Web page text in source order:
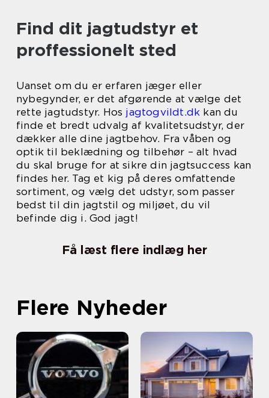
Find dit jagtudstyr et
proffessionelt sted
Uanset om du er erfaren jæger eller
nybegynder, er det afgørende at vælge det
rette jagtudstyr. Hos jagtogvildt.dk kan du
finde et bredt udvalg af kvalitetsudstyr, der
dækker alle dine jagtbehov. Fra våben og
optik til beklædning og tilbehør – alt hvad
du skal bruge for at sikre din jagtsuccess kan
findes her. Tag et kig på deres omfattende
sortiment, og vælg det udstyr, som passer
bedst til din jagtstil og miljøet, du vil
befinde dig i. God jagt!
Få læst flere indlæg her
Flere Nyheder